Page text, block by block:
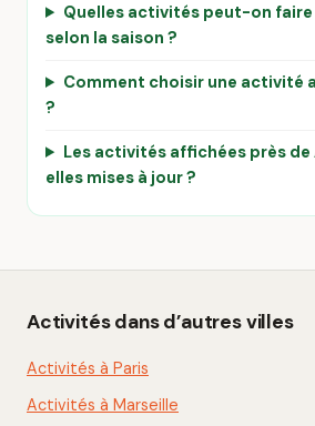
Quelles activités peut-on faire
selon la saison ?
Comment choisir une activité
?
Les activités affichées près
elles mises à jour ?
Activités dans d’autres villes
Activités à Paris
Activités à Marseille